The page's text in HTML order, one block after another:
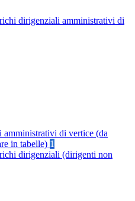
dirigenziali amministrativi di
amministrativi di vertice (da
in tabelle) 1
dirigenziali (dirigenti non